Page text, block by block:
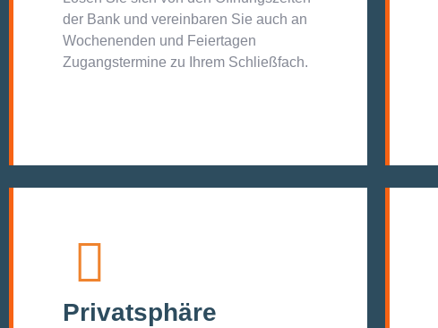
der Bank und vereinbaren Sie auch an
Wochenenden und Feiertagen
Zugangstermine zu Ihrem Schließfach.
Privatsphäre